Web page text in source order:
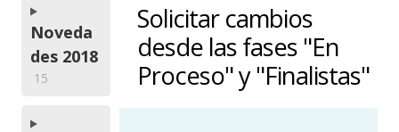
Solicitar cambios
desde las fases "En
Proceso" y "Finalistas"
Noveda
des 2018
15